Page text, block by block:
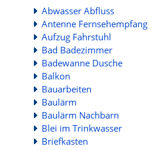
Abwasser Abfluss
Antenne Fernsehempfang
Aufzug Fahrstuhl
Bad Badezimmer
Badewanne Dusche
Balkon
Bauarbeiten
Baulärm
Baulärm Nachbarn
Blei im Trinkwasser
Briefkasten